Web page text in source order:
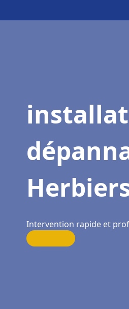
Intervention rapide et